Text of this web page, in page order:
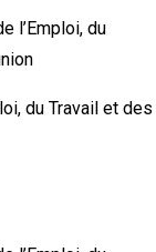
du Travail et des